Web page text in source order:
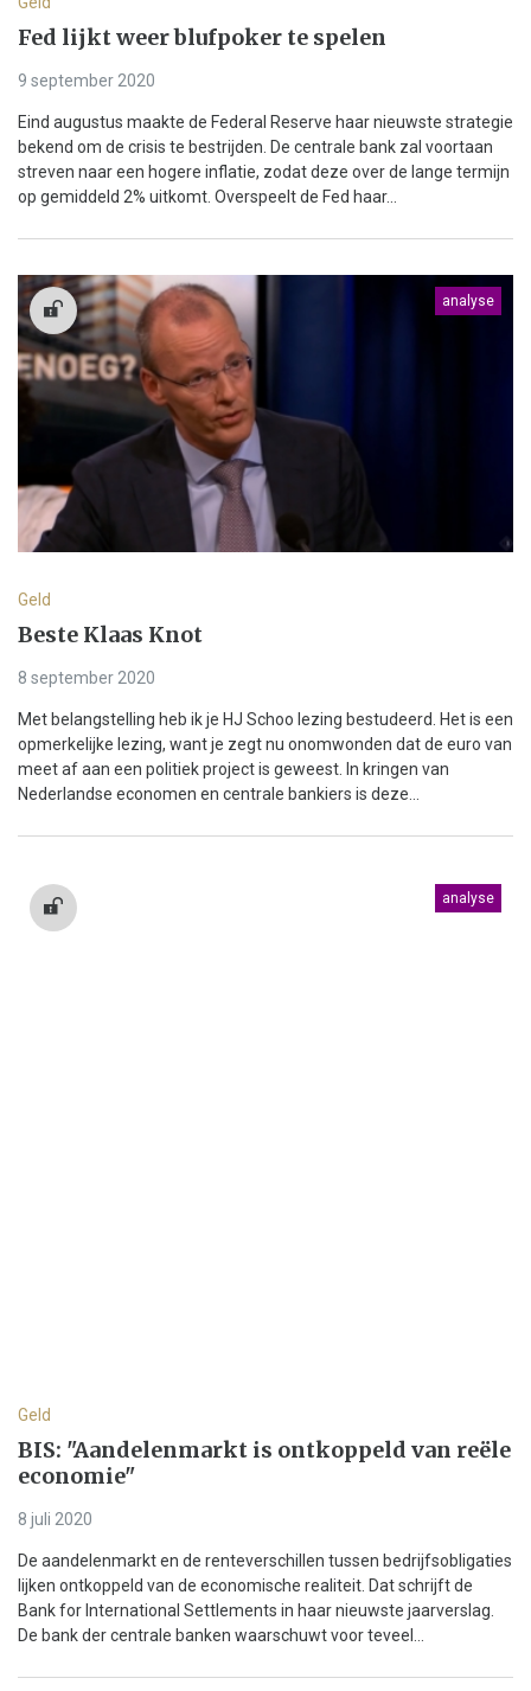
Fed lijkt weer blufpoker te spelen
9 september 2020
Eind augustus maakte de Federal Reserve haar nieuwste strategie
bekend om de crisis te bestrijden. De centrale bank zal voortaan
streven naar een hogere inflatie, zodat deze over de lange termijn
op gemiddeld 2% uitkomt. Overspeelt de Fed haar...
analyse
Geld
Beste Klaas Knot
8 september 2020
Met belangstelling heb ik je HJ Schoo lezing bestudeerd. Het is een
opmerkelijke lezing, want je zegt nu onomwonden dat de euro van
meet af aan een politiek project is geweest. In kringen van
Nederlandse economen en centrale bankiers is deze...
analyse
Geld
BIS: "Aandelenmarkt is ontkoppeld van reële
economie"
8 juli 2020
De aandelenmarkt en de renteverschillen tussen bedrijfsobligaties
lijken ontkoppeld van de economische realiteit. Dat schrijft de
Bank for International Settlements in haar nieuwste jaarverslag.
De bank der centrale banken waarschuwt voor teveel...